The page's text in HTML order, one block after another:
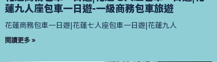
蓮九人座包車一日遊-一級商務包車旅遊
花蓮商務包車一日遊|花蓮七人座包車一日遊|花蓮九人
閱讀更多 »